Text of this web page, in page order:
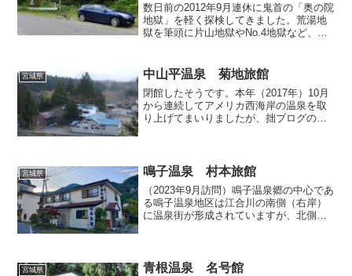
数日前の2012年9月連休に鬼首の「奥の院
地獄」を軽く探検してきました。荒湯地
獄を筆頭に片山地獄やNo.4地獄など、鬼
る野湯が点在しておりますが、数年前に
発生した土石流...
宮城県 中山平温泉 菊地旅館
閉館したそうです。本年（2017年）10月
から連続してアメリカ西海岸の温泉を取
り上げてまいりましたが、拙ブログの読
てアメリカの温泉を...
宮城県 鳴子温泉 村本旅館
（2023年9月訪問）鳴子温泉郷の中心であ
る鳴子温泉地区は江合川の南側（右岸）
に温泉街が形成されていますが、北側
いう施設もあって拙ブ...
宮城県 青根温泉 名号館